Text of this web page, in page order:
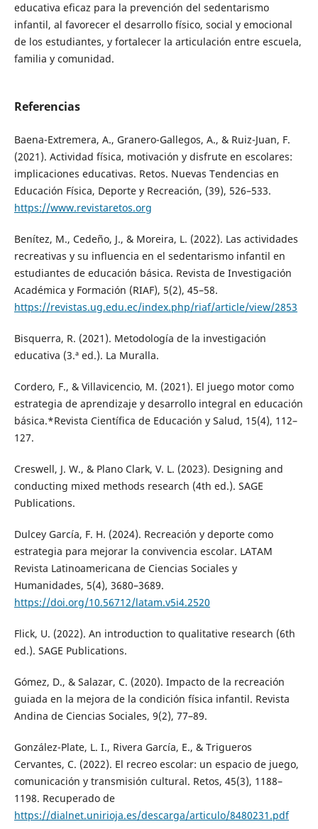
educativa eficaz para la prevención del sedentarismo
infantil, al favorecer el desarrollo físico, social y emocional
de los estudiantes, y fortalecer la articulación entre escuela,
familia y comunidad.
Referencias
Baena-Extremera, A., Granero-Gallegos, A., & Ruiz-Juan, F.
(2021). Actividad física, motivación y disfrute en escolares:
implicaciones educativas. Retos. Nuevas Tendencias en
Educación Física, Deporte y Recreación, (39), 526–533.
https://www.revistaretos.org
Benítez, M., Cedeño, J., & Moreira, L. (2022). Las actividades
recreativas y su influencia en el sedentarismo infantil en
estudiantes de educación básica. Revista de Investigación
Académica y Formación (RIAF), 5(2), 45–58.
https://revistas.ug.edu.ec/index.php/riaf/article/view/2853
Bisquerra, R. (2021). Metodología de la investigación
educativa (3.ª ed.). La Muralla.
Cordero, F., & Villavicencio, M. (2021). El juego motor como
estrategia de aprendizaje y desarrollo integral en educación
básica.*Revista Científica de Educación y Salud, 15(4), 112–
127.
Creswell, J. W., & Plano Clark, V. L. (2023). Designing and
conducting mixed methods research (4th ed.). SAGE
Publications.
Dulcey García, F. H. (2024). Recreación y deporte como
estrategia para mejorar la convivencia escolar. LATAM
Revista Latinoamericana de Ciencias Sociales y
Humanidades, 5(4), 3680–3689.
https://doi.org/10.56712/latam.v5i4.2520
Flick, U. (2022). An introduction to qualitative research (6th
ed.). SAGE Publications.
Gómez, D., & Salazar, C. (2020). Impacto de la recreación
guiada en la mejora de la condición física infantil. Revista
Andina de Ciencias Sociales, 9(2), 77–89.
González-Plate, L. I., Rivera García, E., & Trigueros
Cervantes, C. (2022). El recreo escolar: un espacio de juego,
comunicación y transmisión cultural. Retos, 45(3), 1188–
1198. Recuperado de
https://dialnet.unirioja.es/descarga/articulo/8480231.pdf